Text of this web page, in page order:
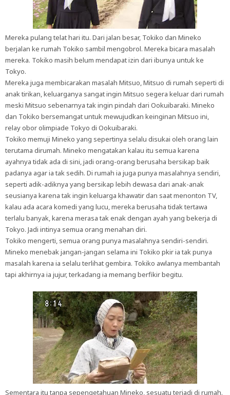
Mereka pulang telat hari itu. Dari jalan besar, Tokiko dan Mineko
berjalan ke rumah Tokiko sambil mengobrol. Mereka bicara masalah
mereka. Tokiko masih belum mendapat izin dari ibunya untuk ke
Tokyo.
Mereka juga membicarakan masalah Mitsuo, Mitsuo di rumah seperti di
anak tirikan, keluarganya sangat ingin Mitsuo segera keluar dari rumah
meski Mitsuo sebenarnya tak ingin pindah dari Ookuibaraki. Mineko
dan Tokiko bersemangat untuk mewujudkan keinginan Mitsuo ini,
relay obor olimpiade Tokyo di Ookuibaraki.
Tokiko memuji Mineko yang sepertinya selalu disukai oleh orang lain
terutama dirumah. Mineko mengatakan kalau itu semua karena
ayahnya tidak ada di sini, jadi orang-orang berusaha bersikap baik
padanya agar ia tak sedih. Di rumah ia juga punya masalahnya sendiri,
seperti adik-adiknya yang bersikap lebih dewasa dari anak-anak
seusianya karena tak ingin keluarga khawatir dan saat menonton TV,
kalau ada acara komedi yang lucu, mereka berusaha tidak tertawa
terlalu banyak, karena merasa tak enak dengan ayah yang bekerja di
Tokyo. Jadi intinya semua orang menahan diri.
Tokiko mengerti, semua orang punya masalahnya sendiri-sendiri.
Mineko menebak jangan-jangan selama ini Tokiko pkir ia tak punya
masalah karena ia selalu terlihat gembira. Tokiko awlanya membantah
tapi akhirnya ia jujur, terkadang ia memang berfikir begitu.
Sementara itu tanpa sepengetahuan Mineko, sesuatu terjadi di rumah.